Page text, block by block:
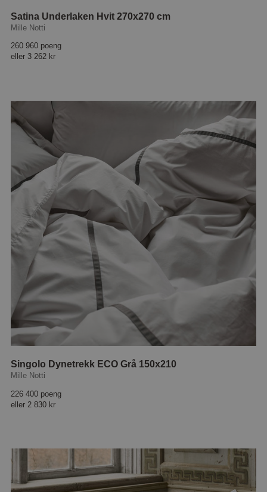
Satina Underlaken Hvit 270x270 cm
Mille Notti
260 960 poeng
eller 3 262 kr
Singolo Dynetrekk ECO Grå 150x210
Mille Notti
226 400 poeng
eller 2 830 kr